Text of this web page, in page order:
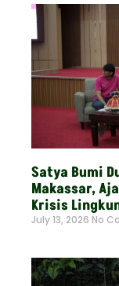
Satya Bumi
Makassar,
Krisis
July 13, 2026 No